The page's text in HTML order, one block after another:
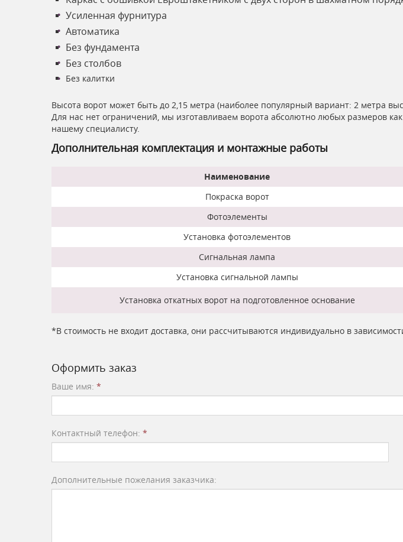
Усиленная фурнитура
Автоматика
Без фундамента
Без столбов
Без калитки
Высота ворот может быть до 2,15 метра (наиболее популярный вариант: 2 метра
Для нас нет ограничений, мы изготавливаем ворота абсолютно любых размеров
нашему специалисту.
Дополнительная комплектация и монтажные работы
Наименование
Покраска ворот
Фотоэлементы
Установка фотоэлементов
Сигнальная лампа
Установка сигнальной лампы
Установка откатных ворот на подготовленное основание
*В стоимость не входит доставка, они рассчитываются индивидуально в
Оформить заказ
Ваше имя: *
Контактный телефон: *
Дополнительные пожелания заказчика: